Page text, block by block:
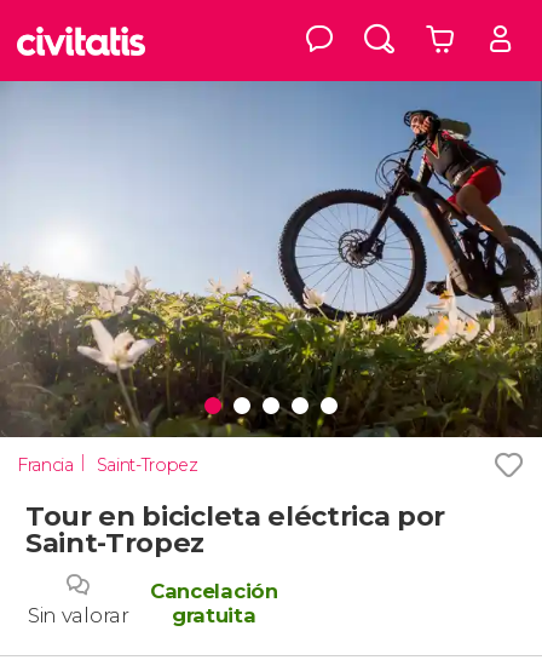
Francia Saint-Tropez
Tour en bicicleta eléctrica por
Saint-Tropez
Sin valorar
Cancelación
gratuita